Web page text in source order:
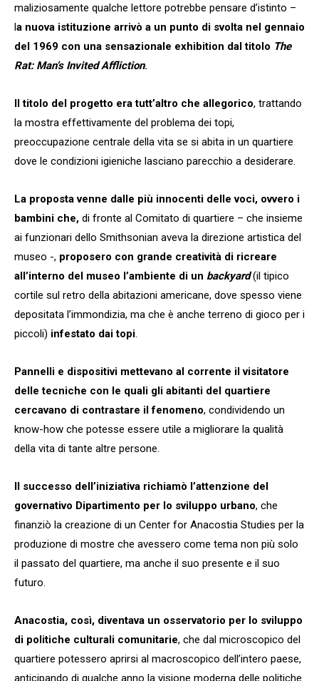
maliziosamente qualche lettore potrebbe pensare d’istinto –
la nuova istituzione arrivò a un punto di svolta nel gennaio
del 1969 con una sensazionale exhibition dal titolo The
Rat: Man’s Invited Affliction.
Il titolo del progetto era tutt’altro che allegorico, trattando
la mostra effettivamente del problema dei topi,
preoccupazione centrale della vita se si abita in un quartiere
dove le condizioni igieniche lasciano parecchio a desiderare.
La proposta venne dalle più innocenti delle voci, ovvero i
bambini che, di fronte al Comitato di quartiere – che insieme
ai funzionari dello Smithsonian aveva la direzione artistica del
museo -, proposero con grande creatività di ricreare
all’interno del museo l’ambiente di un backyard(il tipico
cortile sul retro della abitazioni americane, dove spesso viene
depositata l’immondizia, ma che è anche terreno di gioco per i
piccoli) infestato dai topi.
Pannelli e dispositivi mettevano al corrente il visitatore
delle tecniche con le quali gli abitanti del quartiere
cercavano di contrastare il fenomeno, condividendo un
know-how che potesse essere utile a migliorare la qualità
della vita di tante altre persone.
Il successo dell’iniziativa richiamò l’attenzione del
governativo Dipartimento per lo sviluppo urbano, che
finanziò la creazione di un Center for Anacostia Studies per la
produzione di mostre che avessero come tema non più solo
il passato del quartiere, ma anche il suo presente e il suo
futuro.
Anacostia, così, diventava un osservatorio per lo sviluppo
di politiche culturali comunitarie, che dal microscopico del
quartiere potessero aprirsi al macroscopico dell’intero paese,
anticipando di qualche anno la visione moderna delle politiche